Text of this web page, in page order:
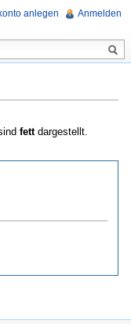
fettdargestellt.
anlegen Anmelden